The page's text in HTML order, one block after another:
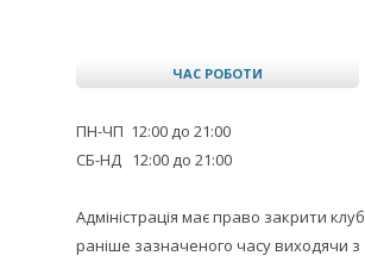
ЧАС РОБОТИ
ПН-ЧП 12:00 до 21:00
СБ-НД 12:00 до 21:00
Адміністрація має право закрити клуб
раніше зазначеного часу виходячи з